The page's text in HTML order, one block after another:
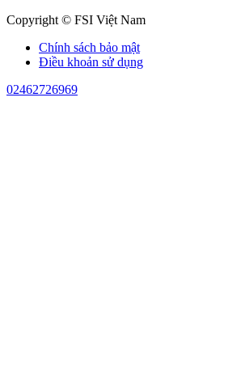
Copyright © FSI Việt Nam
Chính sách bảo mật
Điều khoản sử dụng
02462726969